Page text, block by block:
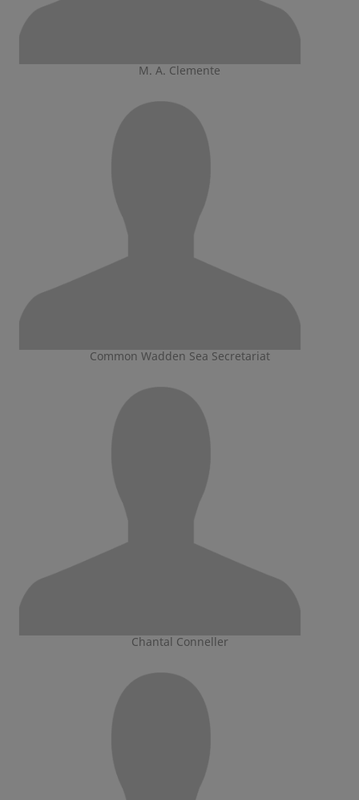
M. A. Clemente
Common Wadden Sea Secretariat
Chantal Conneller